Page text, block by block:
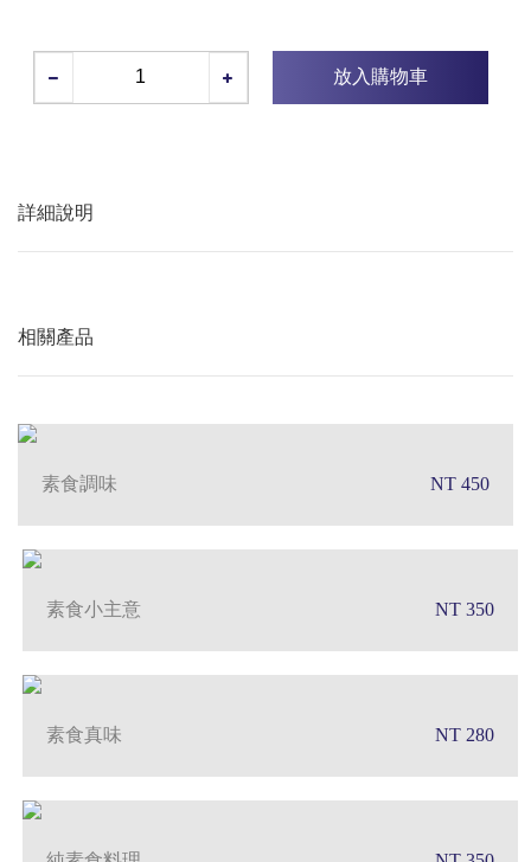
放入購物車
詳細說明
相關產品
素食調味 NT 450
素食小主意 NT 350
素食真味 NT 280